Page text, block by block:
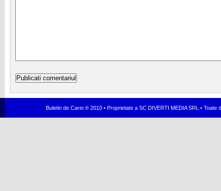
Buletin de Carei ® 2010 • Proprietate a SC DIVERTI MEDIA SRL •